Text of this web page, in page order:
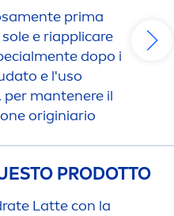
mente prima
e riapplicare
mente dopo i
e l'uso
mantenere il
originiario
PRODOTTO
te Latte con la